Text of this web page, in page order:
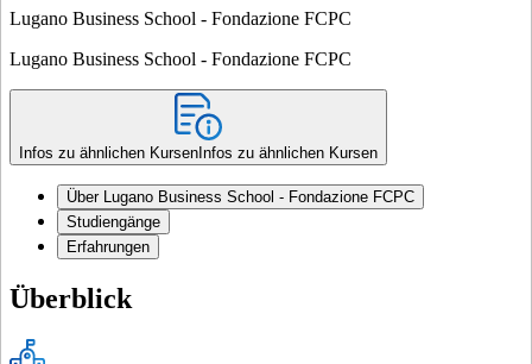
Lugano Business School - Fondazione FCPC
Lugano Business School - Fondazione FCPC
Infos zu ähnlichen Kursen Infos zu ähnlichen Kursen
Über Lugano Business School - Fondazione FCPC
Studiengänge
Erfahrungen
Überblick